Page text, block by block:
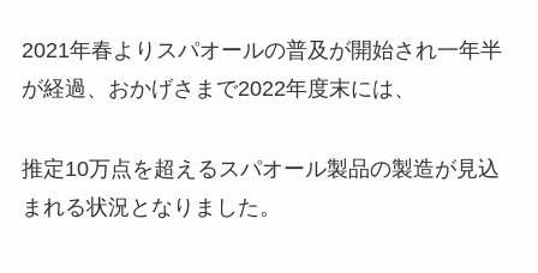
2021年春よりスパオールの普及が開始され一年半
が経過、おかげさまで2022年度末には、
推定10万点を超えるスパオール製品の製造が見込
まれる状況となりました。